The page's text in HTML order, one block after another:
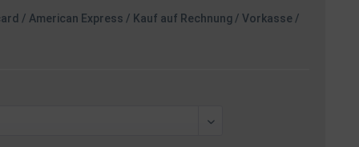
/ American Express / Kauf auf Rechnung / Vorkasse /